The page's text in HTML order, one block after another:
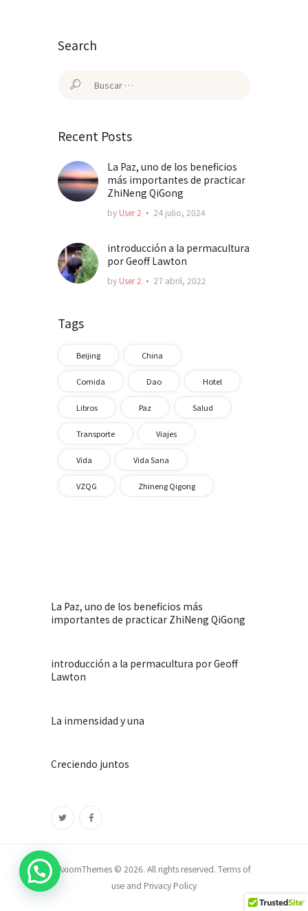
Search
Buscar:
Recent Posts
La Paz, uno de los beneficios
más importantes de practicar
ZhiNeng QiGong
by User 2 24 julio, 2024
introducción a la permacultura
por Geoff Lawton
by User 2 27 abril, 2022
Tags
Beijing China
Comida Dao Hotel
Libros Paz Salud
Transporte Viajes
Vida Vida Sana
VZQG Zhineng Qigong
La Paz, uno de los beneficios más
importantes de practicar ZhiNeng QiGong
introducción a la permacultura por Geoff
Lawton
La inmensidad y una
Creciendo juntos
AxiomThemes © 2026. All rights reserved. Terms of
use and Privacy Policy